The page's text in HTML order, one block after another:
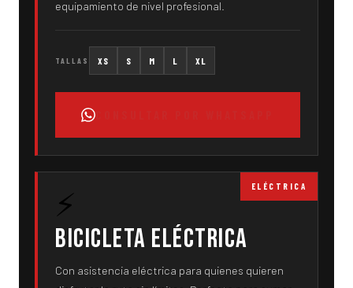
equipamiento de nivel profesional.
TALLAS XS S M L XL
ELÉCTRICA
⚡
Bicicleta Eléctrica
Con asistencia eléctrica para quienes quieren